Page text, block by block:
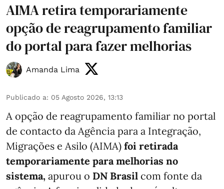
AIMA retira temporariamente
opção de reagrupamento familiar
do portal para fazer melhorias
Amanda Lima
Publicado a: 05 Agosto 2026, 13:13
A opção de reagrupamento familiar no portal
de contacto da Agência para a Integração,
Migrações e Asilo (AIMA) foi retirada
temporariamente para melhorias no
sistema, apurou o DN Brasil com fonte da